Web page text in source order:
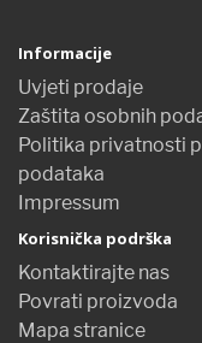
Informacije
Uvjeti prodaje
Zaštita osobnih
Politika privatnosti
podataka
Impressum
Korisnička podrška
Kontaktirajte nas
Povrati proizvoda
Mapa stranice